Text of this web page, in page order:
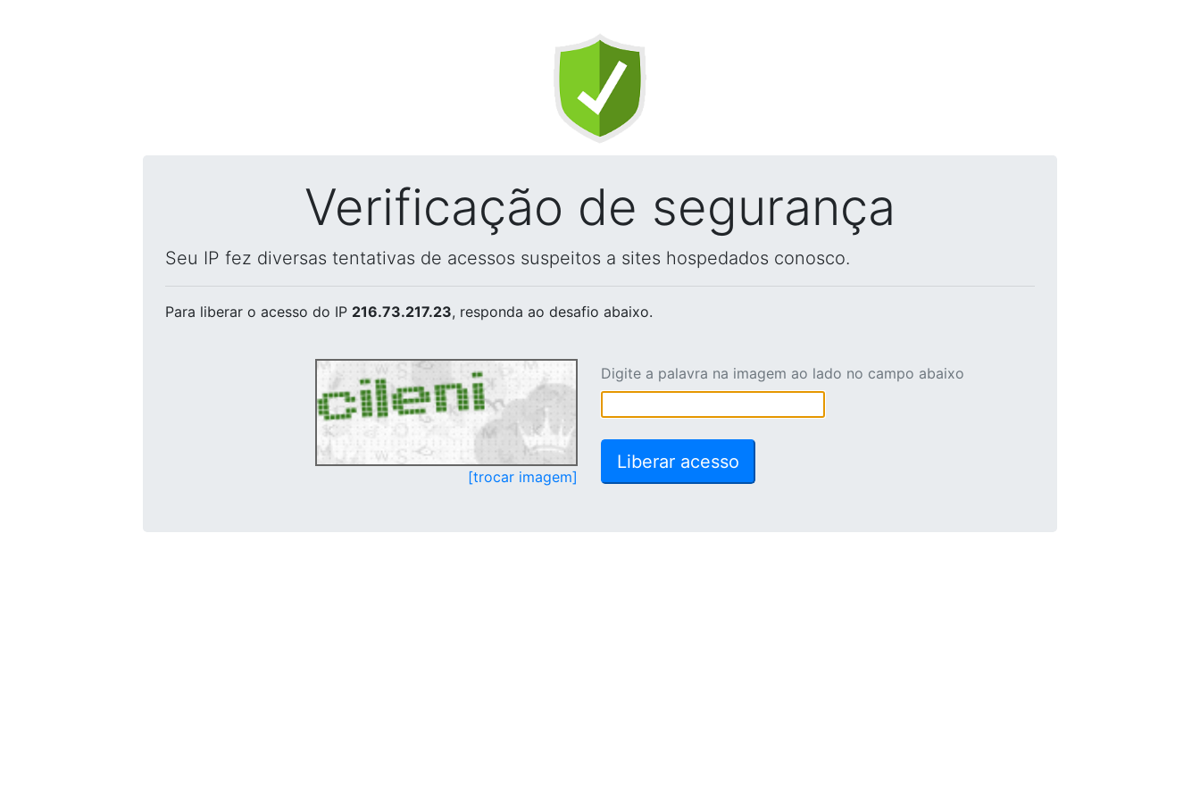
Verificação de segurança
Seu IP fez diversas tentativas de acessos suspeitos a sites hospedados conosco.
Para liberar o acesso do IP 216.73.217.23, responda ao desafio abaixo.
[trocar imagem]
Digite a palavra na imagem ao lado no campo abaixo